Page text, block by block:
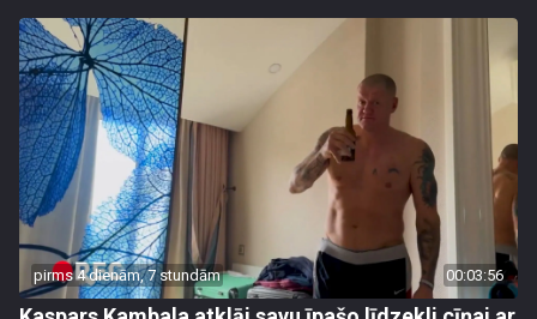
pirms 4 dienām, 7 stundām 00:03:56